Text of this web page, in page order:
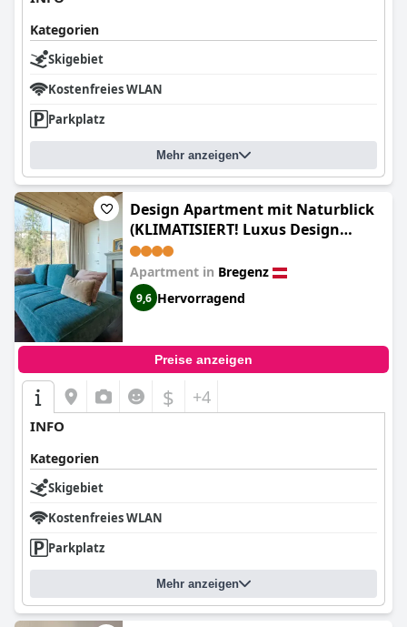
Kategorien
Skigebiet
Kostenfreies WLAN
Parkplatz
Mehr anzeigen
Design Apartment mit Naturblick
(KLIMATISIERT! Luxus Design
Apartment mit Panoramafenster -
See - & Waldblick, wechselnde
Kunst zum Erwerb)
Apartment in Bregenz
9,6 Hervorragend
Preise anzeigen
$ +4
INFO
Kategorien
Skigebiet
Kostenfreies WLAN
Parkplatz
Mehr anzeigen